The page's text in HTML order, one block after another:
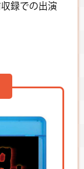
録での出演